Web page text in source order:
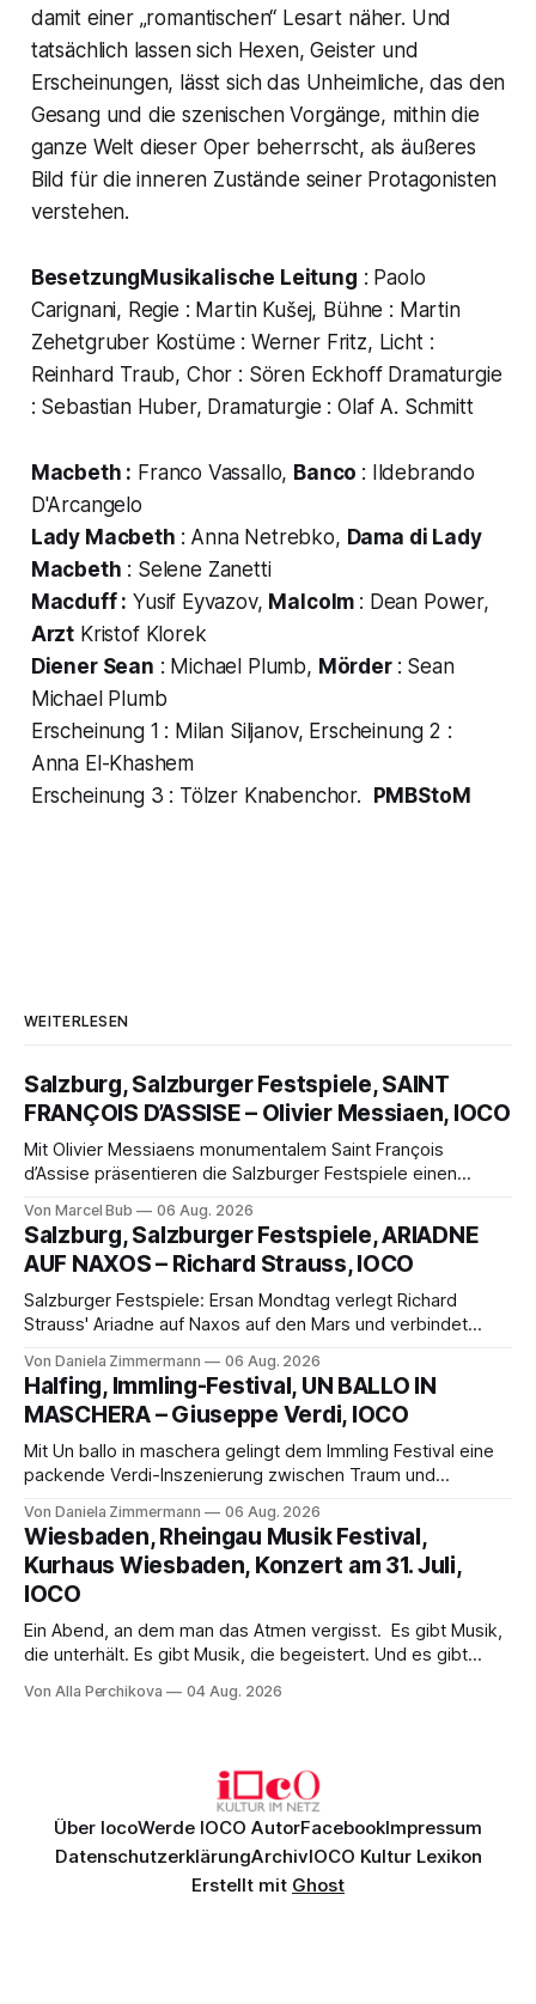
damit einer „romantischen“ Lesart näher. Und
tatsächlich lassen sich Hexen, Geister und
Erscheinungen, lässt sich das Unheimliche, das den
Gesang und die szenischen Vorgänge, mithin die
ganze Welt dieser Oper beherrscht, als äußeres
Bild für die inneren Zustände seiner Protagonisten
verstehen.
BesetzungMusikalische Leitung : Paolo
Carignani, Regie : Martin Kušej, Bühne : Martin
Zehetgruber Kostüme : Werner Fritz, Licht :
Reinhard Traub, Chor : Sören Eckhoff Dramaturgie
: Sebastian Huber, Dramaturgie : Olaf A. Schmitt
Macbeth : Franco Vassallo, Banco : Ildebrando
D'Arcangelo
Lady Macbeth : Anna Netrebko, Dama di Lady
Macbeth : Selene Zanetti
Macduff : Yusif Eyvazov, Malcolm : Dean Power,
Arzt Kristof Klorek
Diener Sean : Michael Plumb, Mörder : Sean
Michael Plumb
Erscheinung 1 : Milan Siljanov, Erscheinung 2 :
Anna El-Khashem
Erscheinung 3 : Tölzer Knabenchor. PMBStoM
WEITERLESEN
Salzburg, Salzburger Festspiele, SAINT
FRANÇOIS D’ASSISE – Olivier Messiaen, IOCO
Mit Olivier Messiaens monumentalem Saint François
d’Assise präsentieren die Salzburger Festspiele einen
eine bildgewaltige Inszenierung, Maxime Pascal entfaltet
die komplexe Partitur eindrucksvoll, Philippe Sly berührt als
Franziskus.
Von Marcel Bub 06 Aug. 2026
Salzburg, Salzburger Festspiele, ARIADNE
AUF NAXOS – Richard Strauss, IOCO
Salzburger Festspiele: Ersan Mondtag verlegt Richard
Strauss' Ariadne auf Naxos auf den Mars und verbindet
Aufführung mit starken Solisten und den Wiener
Philharmonikern, szenisch bleibt der zweite Akt jedoch
hinter den Erwartungen zurück.
Von Daniela Zimmermann 06 Aug. 2026
Halfing, Immling-Festival, UN BALLO IN
MASCHERA – Giuseppe Verdi, IOCO
Mit Un ballo in maschera gelingt dem Immling Festival eine
packende Verdi-Inszenierung zwischen Traum und
psychologische Tiefe mit starken Bildern, getragen von
einem spielfreudigen Ensemble und einer musikalisch
überzeugenden Gesamtleistung.
Von Daniela Zimmermann 06 Aug. 2026
Wiesbaden, Rheingau Musik Festival,
Kurhaus Wiesbaden, Konzert am 31. Juli,
IOCO
Ein Abend, an dem man das Atmen vergisst. Es gibt Musik,
die unterhält. Es gibt Musik, die begeistert. Und es gibt
Genau so war der Abend im Kurhaus Wiesbaden, an dem
Von Alla Perchikova 04 Aug. 2026
Über IocoWerde IOCO AutorFacebookImpressum
DatenschutzerklärungArchivIOCO Kultur Lexikon
Erstellt mit Ghost